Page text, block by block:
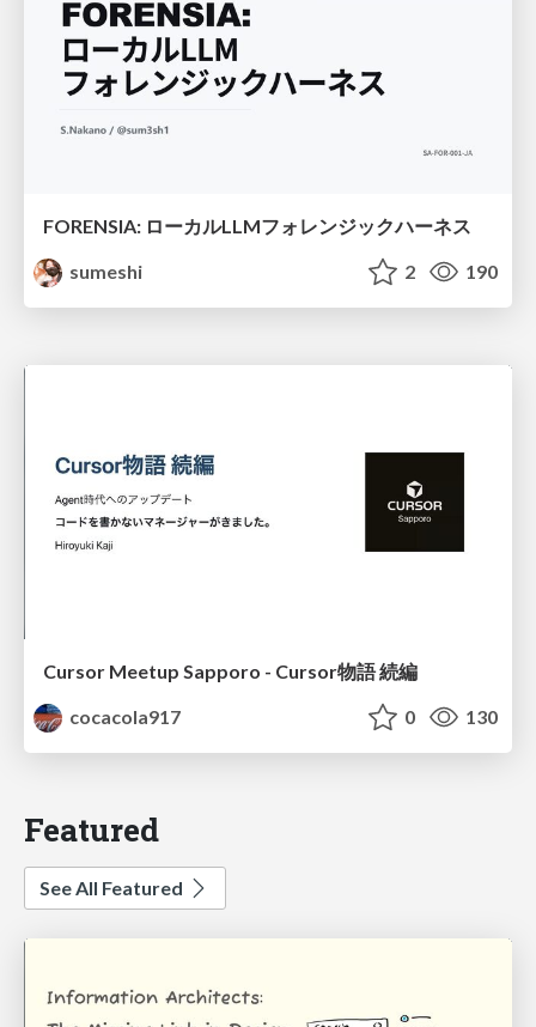
FORENSIA: ローカルLLMフォレンジックハーネス
sumeshi
2 190
Cursor Meetup Sapporo - Cursor物語 続編
cocacola917
0 130
Featured
See All Featured